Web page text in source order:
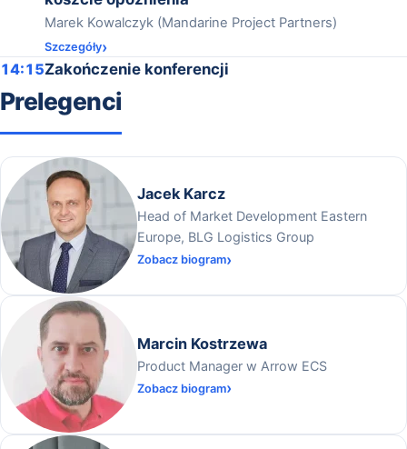
Marek Kowalczyk (Mandarine Project Partners)
Szczegóły
14:15Zakończenie konferencji
Prelegenci
Jacek Karcz
Head of Market Development Eastern
Europe, BLG Logistics Group
Zobacz biogram
Marcin Kostrzewa
Product Manager w Arrow ECS
Zobacz biogram